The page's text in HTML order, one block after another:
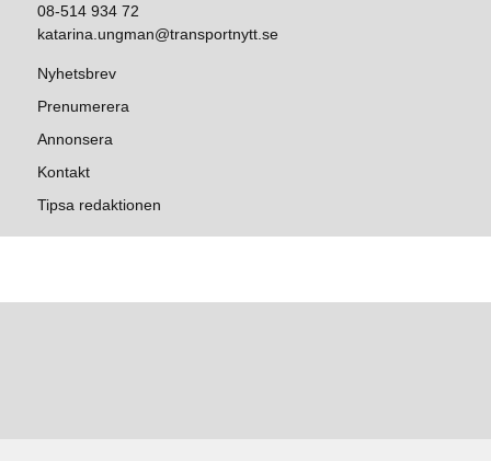
08-514 934 72
katarina.ungman@transportnytt.se
Nyhetsbrev
Prenumerera
Annonsera
Kontakt
Tipsa redaktionen